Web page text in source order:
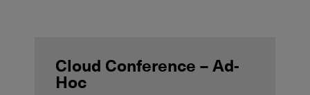
Cloud Conference – Ad-
Hoc